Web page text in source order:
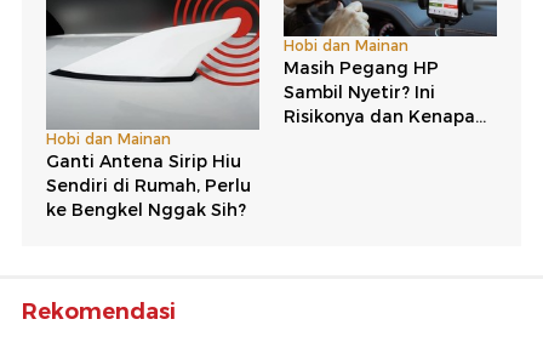
Rekomendasi